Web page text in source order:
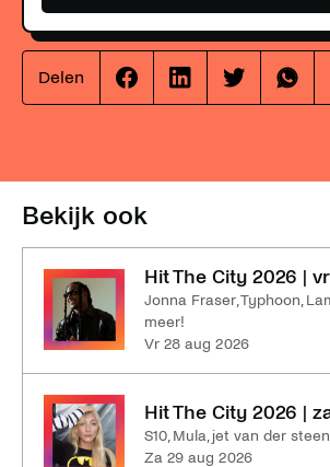
Delen
Effenaar
op
Effenaar
op
Effenaar
op
op
Bekijk ook
Hit The City 2026 |
Jonna Fraser, Typhoon,
meer!
vr 28 aug 2026
Hit The City 2026 |
S10, Mula, jet van der
za 29 aug 2026